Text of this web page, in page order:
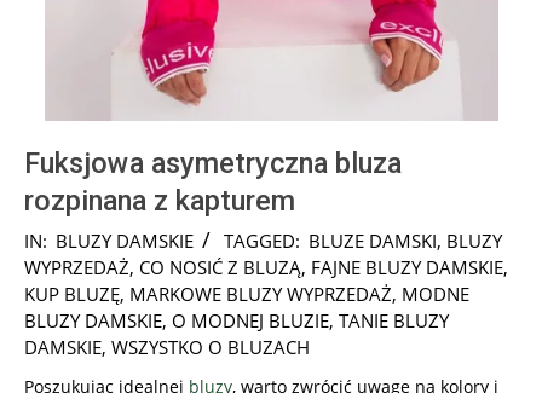
Fuksjowa asymetryczna bluza
rozpinana z kapturem
2024-
08-
06
IN: BLUZY DAMSKIE TAGGED: BLUZE DAMSKI, BLUZY
WYPRZEDAŻ, CO NOSIĆ Z BLUZĄ, FAJNE BLUZY DAMSKIE,
KUP BLUZĘ, MARKOWE BLUZY WYPRZEDAŻ, MODNE
BLUZY DAMSKIE, O MODNEJ BLUZIE, TANIE BLUZY
DAMSKIE, WSZYSTKO O BLUZACH
Poszukując idealnej bluzy, warto zwrócić uwagę na kolory i